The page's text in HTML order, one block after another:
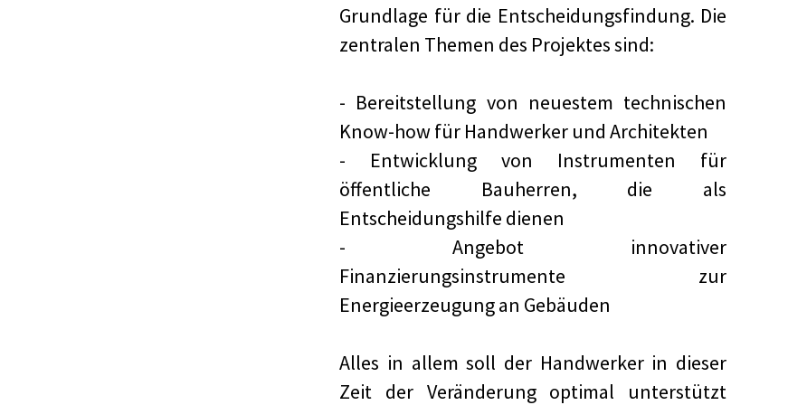
Grundlage für die Entscheidungsfindung. Die
zentralen Themen des Projektes sind:
- Bereitstellung von neuestem technischen
Know-how für Handwerker und Architekten
- Entwicklung von Instrumenten für
öffentliche Bauherren, die als
Entscheidungshilfe dienen
- Angebot innovativer
Finanzierungsinstrumente zur
Energieerzeugung an Gebäuden
Alles in allem soll der Handwerker in dieser
Zeit der Veränderung optimal unterstützt